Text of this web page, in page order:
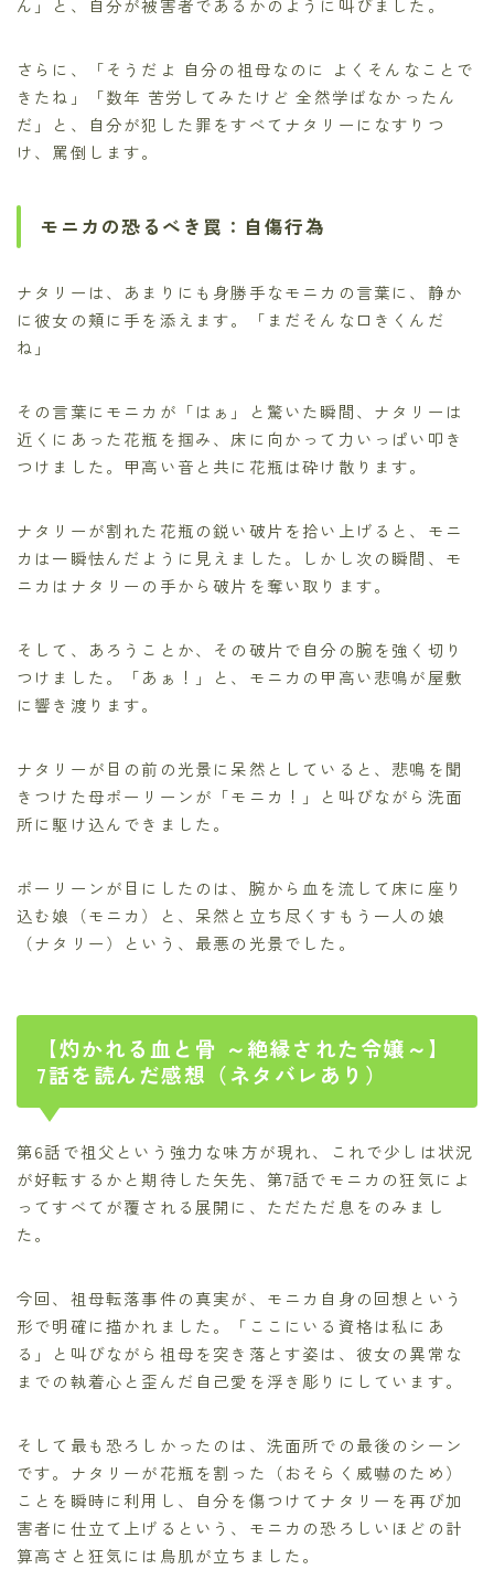
さらに、「そうだよ 自分の祖母なのに よくそんなことで
きたね」「数年 苦労してみたけど 全然学ばなかったん
だ」と、自分が犯した罪をすべてナタリーになすりつ
け、罵倒します。
モニカの恐るべき罠：自傷行為
ナタリーは、あまりにも身勝手なモニカの言葉に、静か
に彼女の頬に手を添えます。「まだそんな口きくんだ
ね」
その言葉にモニカが「はぁ」と驚いた瞬間、ナタリーは
近くにあった花瓶を掴み、床に向かって力いっぱい叩き
つけました。甲高い音と共に花瓶は砕け散ります。
ナタリーが割れた花瓶の鋭い破片を拾い上げると、モニ
カは一瞬怯んだように見えました。しかし次の瞬間、モ
ニカはナタリーの手から破片を奪い取ります。
そして、あろうことか、その破片で自分の腕を強く切り
つけました。「あぁ！」と、モニカの甲高い悲鳴が屋敷
に響き渡ります。
ナタリーが目の前の光景に呆然としていると、悲鳴を聞
きつけた母ポーリーンが「モニカ！」と叫びながら洗面
所に駆け込んできました。
ポーリーンが目にしたのは、腕から血を流して床に座り
込む娘（モニカ）と、呆然と立ち尽くすもう一人の娘
（ナタリー）という、最悪の光景でした。
【灼かれる血と骨 ～絶縁された令嬢～】
7話を読んだ感想（ネタバレあり）
第6話で祖父という強力な味方が現れ、これで少しは状況
が好転するかと期待した矢先、第7話でモニカの狂気によ
ってすべてが覆される展開に、ただただ息をのみまし
た。
今回、祖母転落事件の真実が、モニカ自身の回想という
形で明確に描かれました。「ここにいる資格は私にあ
る」と叫びながら祖母を突き落とす姿は、彼女の異常な
までの執着心と歪んだ自己愛を浮き彫りにしています。
そして最も恐ろしかったのは、洗面所での最後のシーン
です。ナタリーが花瓶を割った（おそらく威嚇のため）
ことを瞬時に利用し、自分を傷つけてナタリーを再び加
害者に仕立て上げるという、モニカの恐ろしいほどの計
算高さと狂気には鳥肌が立ちました。